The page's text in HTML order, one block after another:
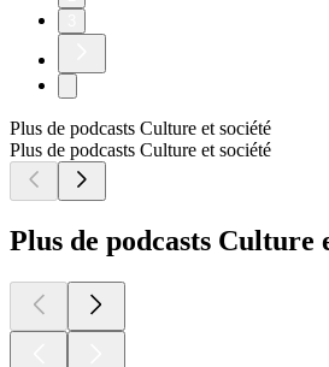
Plus de podcasts Culture et société
Plus de podcasts Culture et société
Plus de podcasts Culture